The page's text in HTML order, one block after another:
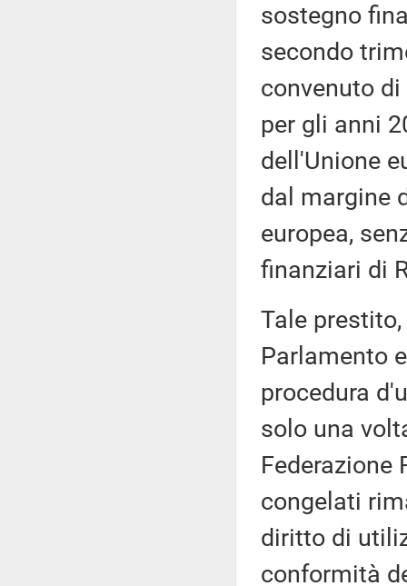
sostegno
secondo
convenuto
per gli anni
dell'Unione
dal margine
europea,
finanziari di
Tale
Parlamento
procedura
solo una
Federazione
congelati
diritto di
conformità